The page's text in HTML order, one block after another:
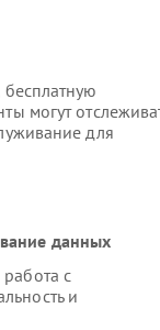
могут
для
данных
с
и